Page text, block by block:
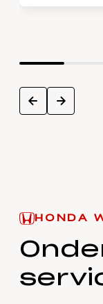
prev next
HONDA